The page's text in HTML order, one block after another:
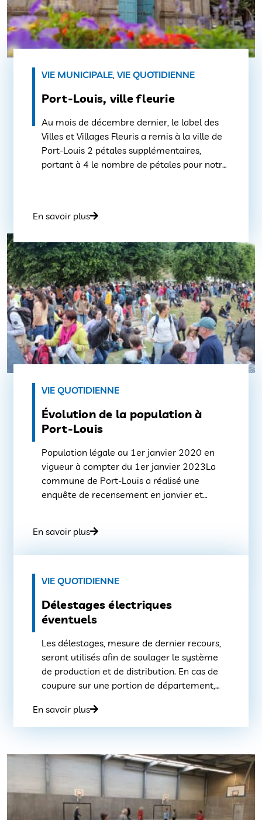
VIE MUNICIPALE, VIE QUOTIDIENNE
Port-Louis, ville fleurie
Au mois de décembre dernier, le label des
Villes et Villages Fleuris a remis à la ville de
Port-Louis 2 pétales supplémentaires,
portant à 4 le nombre de pétales pour notre
des « Villes et villages fleuris » […]
En savoir plus
VIE QUOTIDIENNE
Évolution de la population à
Port-Louis
Population légale au 1er janvier 2020 en
vigueur à compter du 1er janvier 2023La
commune de Port-Louis a réalisé une
enquête de recensement en janvier et
légale de la commune etviennent d’être
En savoir plus
VIE QUOTIDIENNE
Délestages électriques
éventuels
Les délestages, mesure de dernier recours,
seront utilisés afin de soulager le système
de production et de distribution. En cas de
coupure sur une portion de département,
comme « prioritaires » ne pourront être
délestés. Tous les autres sont « délestables ».
En savoir plus